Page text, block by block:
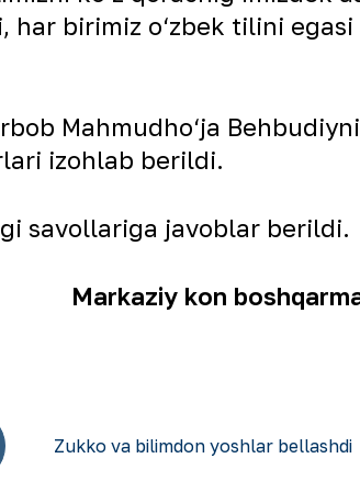
birimiz o‘zbek tilini egasi
Mahmudho‘ja
izohlab berildi.
savollariga javoblar berildi.
Markaziy kon
Zukko va bilimdon yoshlar bellashdi